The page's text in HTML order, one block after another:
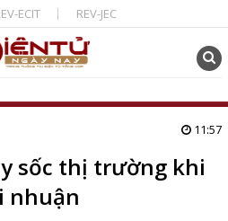
ECIT REV-JEC
11:57
sốc thị trường khi
nhuận